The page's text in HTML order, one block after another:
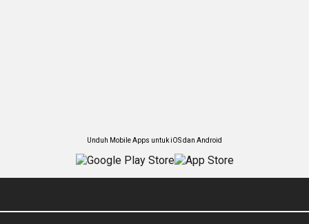
Unduh Mobile Apps untuk iOS dan Android